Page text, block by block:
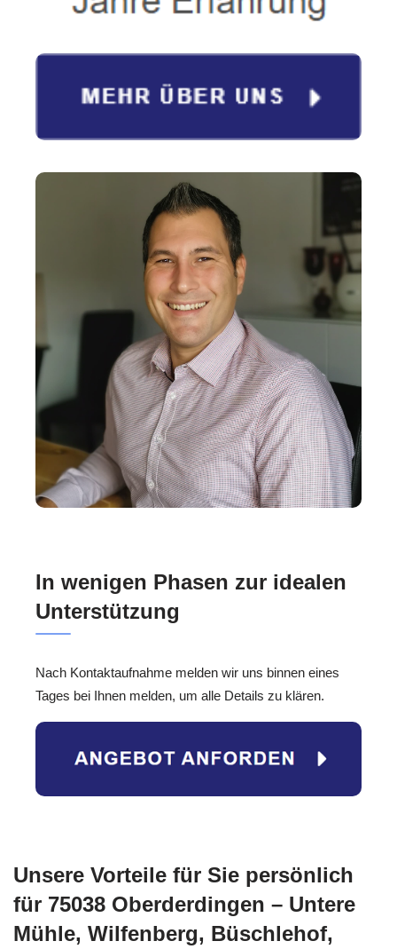
In wenigen Phasen zur idealen
Unterstützung
Nach Kontaktaufnahme melden wir uns binnen eines
Tages bei Ihnen melden, um alle Details zu klären.
Unsere Vorteile für Sie persönlich
für 75038 Oberderdingen – Untere
Mühle, Wilfenberg, Büschlehof,